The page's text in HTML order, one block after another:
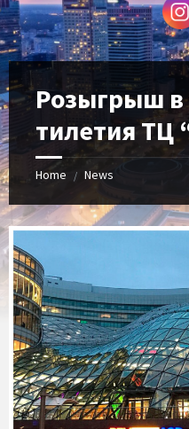
Розыгрыш в
тилетия ТЦ
Home / News